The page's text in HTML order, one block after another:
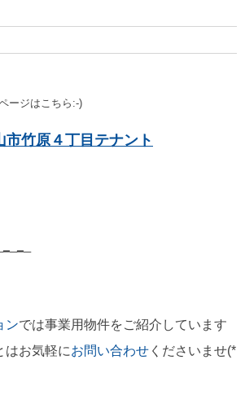
ージはこちら:-)
市竹原４丁目テナント
ンでは事業用物件をご紹介しています
はお気軽にお問い合わせ くださいませ(*